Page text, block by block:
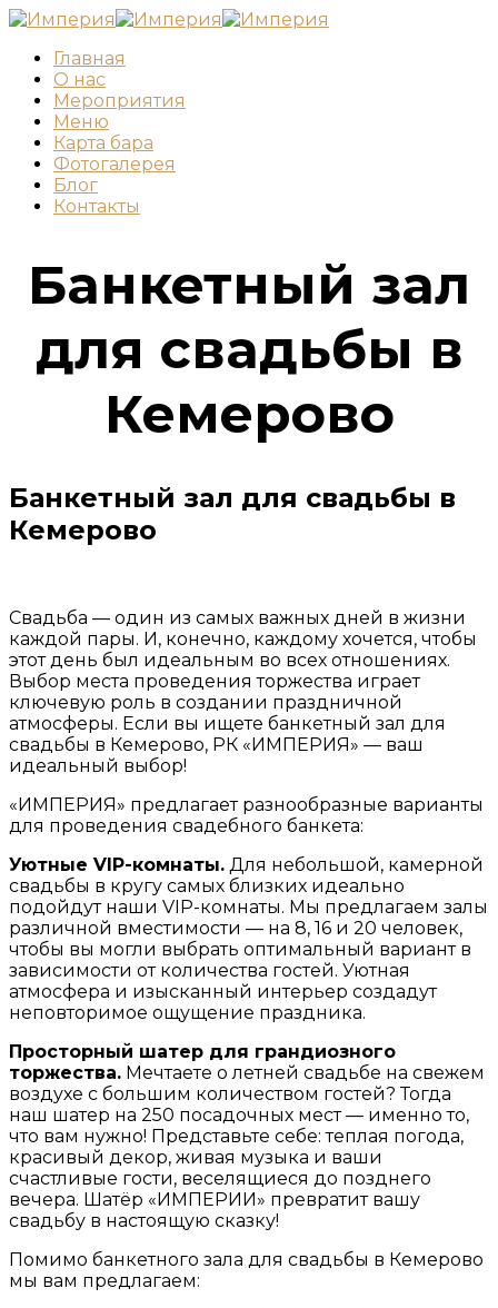
Главная
О нас
Мероприятия
Меню
Карта бара
Фотогалерея
Блог
Контакты
Банкетный зал
для свадьбы в
Кемерово
Банкетный зал для свадьбы в
Кемерово
Свадьба — один из самых важных дней в жизни
каждой пары. И, конечно, каждому хочется, чтобы
этот день был идеальным во всех отношениях.
Выбор места проведения торжества играет
ключевую роль в создании праздничной
атмосферы. Если вы ищете банкетный зал для
свадьбы в Кемерово, РК «ИМПЕРИЯ» — ваш
идеальный выбор!
«ИМПЕРИЯ» предлагает разнообразные варианты
для проведения свадебного банкета:
Уютные VIP-комнаты. Для небольшой, камерной
свадьбы в кругу самых близких идеально
подойдут наши VIP-комнаты. Мы предлагаем залы
различной вместимости — на 8, 16 и 20 человек,
чтобы вы могли выбрать оптимальный вариант в
зависимости от количества гостей. Уютная
атмосфера и изысканный интерьер создадут
неповторимое ощущение праздника.
Просторный шатер для грандиозного
торжества. Мечтаете о летней свадьбе на свежем
воздухе с большим количеством гостей? Тогда
наш шатер на 250 посадочных мест — именно то,
что вам нужно! Представьте себе: теплая погода,
красивый декор, живая музыка и ваши
счастливые гости, веселящиеся до позднего
вечера. Шатёр «ИМПЕРИИ» превратит вашу
свадьбу в настоящую сказку!
Помимо банкетного зала для свадьбы в Кемерово
мы вам предлагаем: